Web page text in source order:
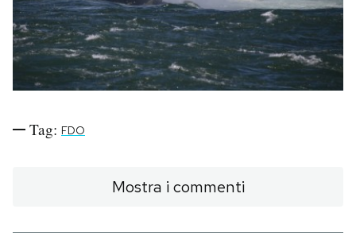
PODCAST
NEWSLETTER
Tag: FDO
Mostra i commenti